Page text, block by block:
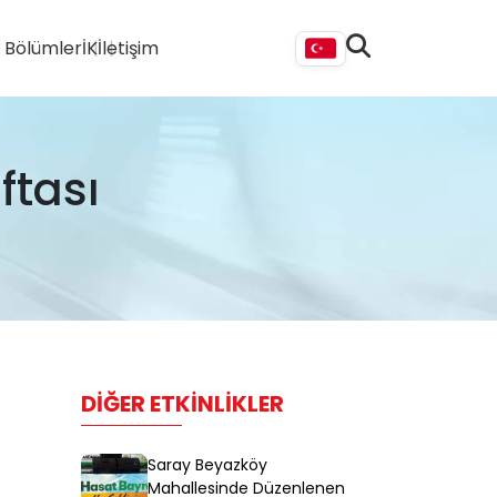
BölümlerİKİletişim
DIĞER ETKINLIKLER
Saray Beyazköy
Mahallesinde Düzenlenen